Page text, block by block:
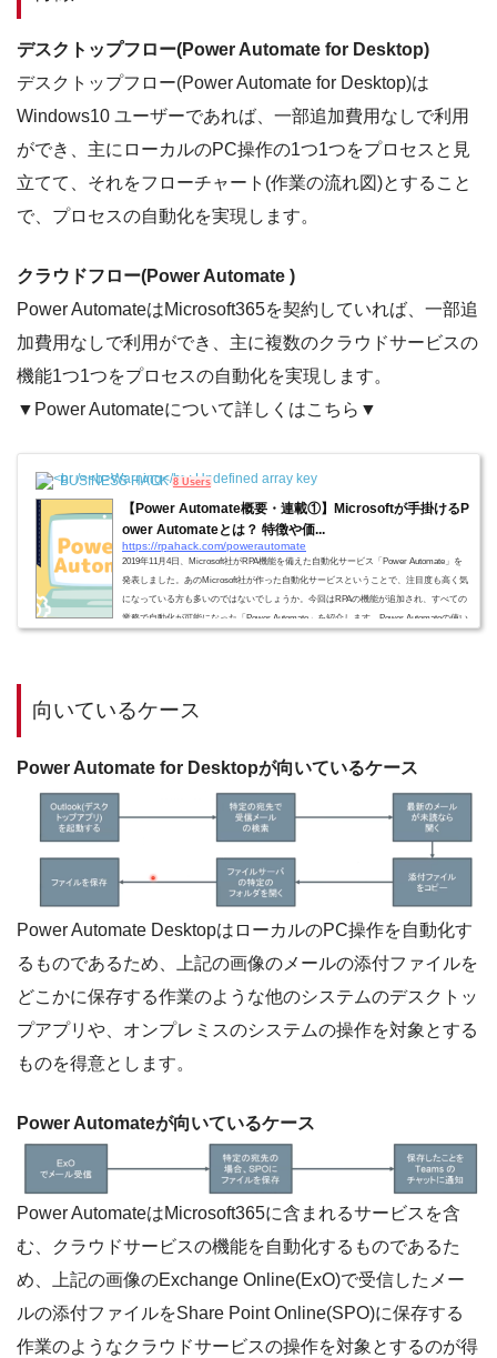
デスクトップフロー(Power Automate for Desktop)
デスクトップフロー(Power Automate for Desktop)は
Windows10 ユーザーであれば、一部追加費用なしで利用
ができ、主にローカルのPC操作の1つ1つをプロセスと見
立てて、それをフローチャート(作業の流れ図)とすること
で、プロセスの自動化を実現します。
クラウドフロー(Power Automate )
Power AutomateはMicrosoft365を契約していれば、一部追
加費用なしで利用ができ、主に複数のクラウドサービスの
機能1つ1つをプロセスの自動化を実現します。
▼Power Automateについて詳しくはこちら▼
BUSINESS HACK 8 Users
【Power Automate概要・連載①】Microsoftが手掛けるP
ower Automateとは？ 特徴や価...
https://rpahack.com/powerautomate
2019年11月4日、Microsoft社がRPA機能を備えた自動化サービス「Power Automate」を
発表しました。あのMicrosoft社が作った自動化サービスということで、注目度も高く気
になっている方も多いのではないでしょうか。今回はRPAの機能が追加され、すべての
業務で自動化が可能になった「Power Automate」を紹介します。Power Automateの使い
向いているケース
Power Automate for Desktopが向いているケース
Power Automate DesktopはローカルのPC操作を自動化す
るものであるため、上記の画像のメールの添付ファイルを
どこかに保存する作業のような他のシステムのデスクトッ
プアプリや、オンプレミスのシステムの操作を対象とする
ものを得意とします。
Power Automateが向いているケース
Power AutomateはMicrosoft365に含まれるサービスを含
む、クラウドサービスの機能を自動化するものであるた
め、上記の画像のExchange Online(ExO)で受信したメー
ルの添付ファイルをShare Point Online(SPO)に保存する
作業のようなクラウドサービスの操作を対象とするのが得